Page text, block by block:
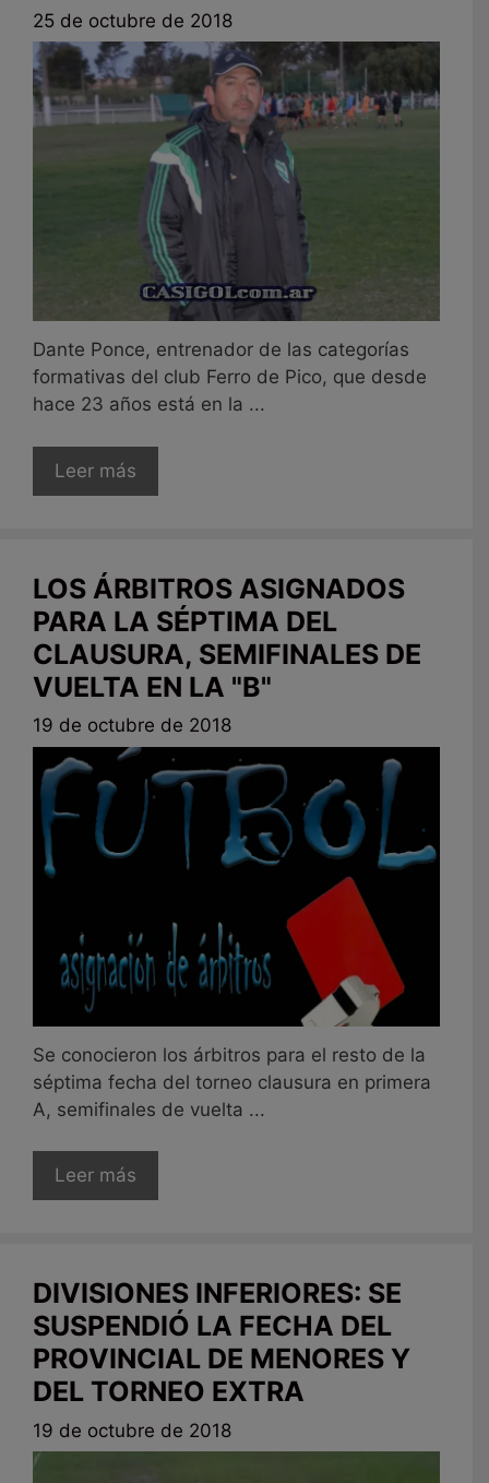
25 de octubre de 2018
Dante Ponce, entrenador de las categorías
formativas del club Ferro de Pico, que desde
hace 23 años está en la ...
Leer más
LOS ÁRBITROS ASIGNADOS
PARA LA SÉPTIMA DEL
CLAUSURA, SEMIFINALES DE
VUELTA EN LA "B"
19 de octubre de 2018
Se conocieron los árbitros para el resto de la
séptima fecha del torneo clausura en primera
A, semifinales de vuelta ...
Leer más
DIVISIONES INFERIORES: SE
SUSPENDIÓ LA FECHA DEL
PROVINCIAL DE MENORES Y
DEL TORNEO EXTRA
19 de octubre de 2018